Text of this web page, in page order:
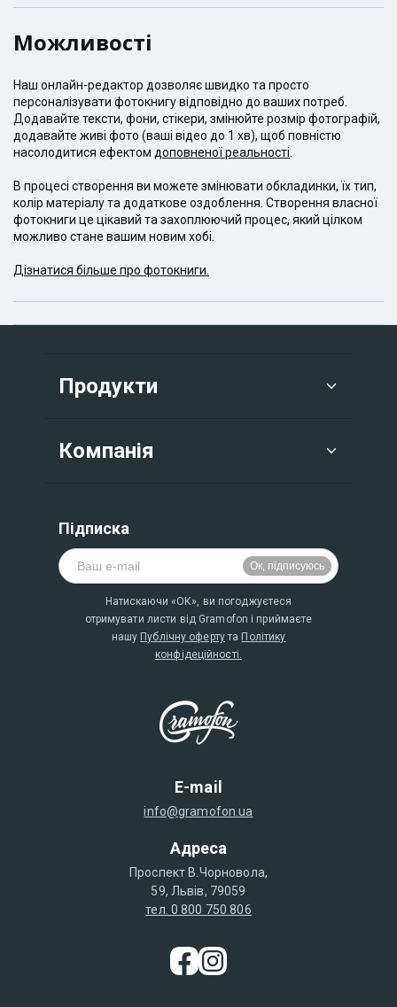
Можливості
Наш онлайн-редактор дозволяє швидко та просто
персоналізувати фотокнигу відповідно до ваших потреб.
Додавайте тексти, фони, стікери, змінюйте розмір фотографій,
додавайте живі фото (ваші відео до 1 хв), щоб повністю
насолодитися ефектом доповненої реальності
В процесі створення ви можете змінювати обкладинки, їх тип,
колір матеріалу та додаткове оздоблення. Створення власної
фотокниги це цікавий та захоплюючий процес, який цілком
можливо стане вашим новим хобі.
Дізнатися більше про фотокниги.
E-mail
info@gramofon.ua
Адреса
Проспект В.Чорновола,
59, Львів, 79059
тел. 0 800 750 806
Продукти
Компанія
Підписка
Натискаючи «ОК», ви погоджуєтеся
отримувати листи від Gramofon і приймаєте
нашу Публічну офертута Політику
конфідеційності.